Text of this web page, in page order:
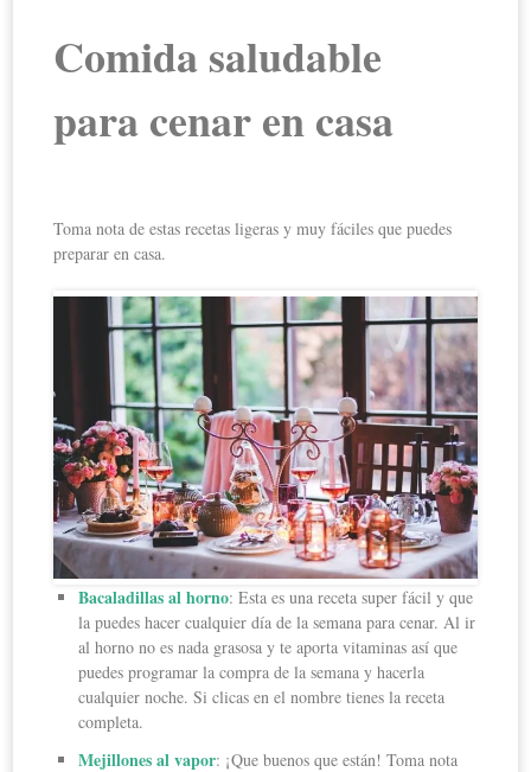
Comida saludable
para cenar en casa
Toma nota de estas recetas ligeras y muy fáciles que puedes
preparar en casa.
Bacaladillas al horno: Esta es una receta super fácil y que
la puedes hacer cualquier día de la semana para cenar. Al ir
al horno no es nada grasosa y te aporta vitaminas así que
puedes programar la compra de la semana y hacerla
cualquier noche. Si clicas en el nombre tienes la receta
completa.
Mejillones al vapor: ¡Que buenos que están! Toma nota